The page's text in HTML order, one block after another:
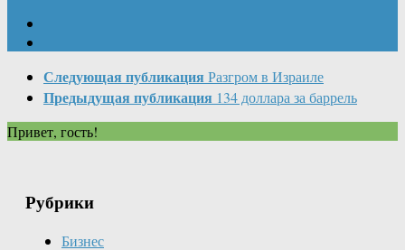
Следующая публикация Разгром в Израиле
Предыдущая публикация 134 доллара за баррель
Привет, гость!
Рубрики
Бизнес